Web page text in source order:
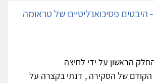
היבטים פסיכואנליטיים של טראומה
הראשון על ידי לחיצה
של הסקירה , דנתי בקצרה על